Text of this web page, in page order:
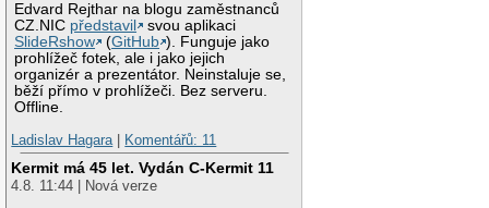
Edvard Rejthar na blogu zaměstnanců
CZ.NIC představil
svou aplikaci
SlideRshow
(GitHub ). Funguje jako
prohlížeč fotek, ale i jako jejich
organizér a prezentátor. Neinstaluje se,
běží přímo v prohlížeči. Bez serveru.
Offline.
Ladislav Hagara | Komentářů: 11
Kermit má 45 let. Vydán C-Kermit 11
4.8. 11:44 | Nová verze